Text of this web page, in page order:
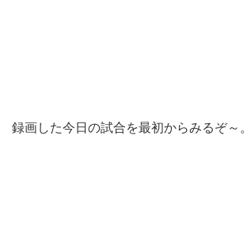
録画した今日の試合を最初からみるぞ～。